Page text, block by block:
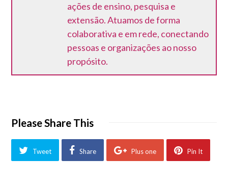
ações de ensino, pesquisa e
extensão. Atuamos de forma
colaborativa e em rede, conectando
pessoas e organizações ao nosso
propósito.
Please Share This
Tweet Share Plus one Pin It